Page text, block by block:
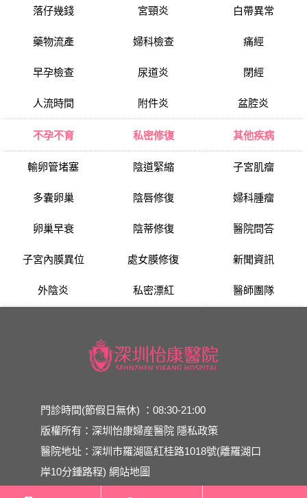
落仔幾錢
藥物流產
早孕檢查
人流時間
宮頸炎
婦科檢查
尿道炎
附件炎
白帶異常
痛經
閉經
盆腔炎
不孕不育
輸卵管堵塞
多囊卵巢
卵巢早衰
子宮內膜異位
外陰炎
私密修復
陰道緊縮
陰唇修復
陰蒂修復
處女膜修復
私密漂紅
其他疾病
子宮肌瘤
婦科腫瘤
醫院問答
新聞資訊
醫師團隊
門診時間(節假日無休) ：08:30-21:00
版權所有：深圳怡康婦産醫院 隱私政策
醫院地址：深圳市羅湖區紅桂路1018號(離羅湖口
岸10分鍾路程)網站地圖